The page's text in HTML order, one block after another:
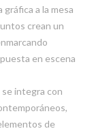
a la mesa
crean un
en escena
se integra con
de